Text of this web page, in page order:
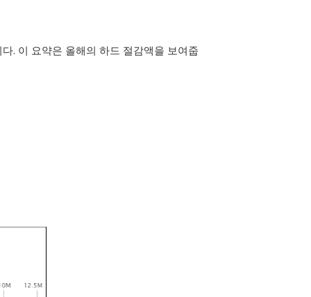
. 이 요약은 올해의 하드 절감액을 보여줍